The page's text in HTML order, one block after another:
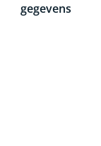
gegevens